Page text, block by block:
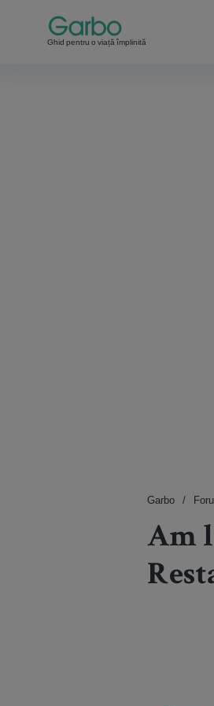
Ghid pentru o viață împlinită
Garbo
Am